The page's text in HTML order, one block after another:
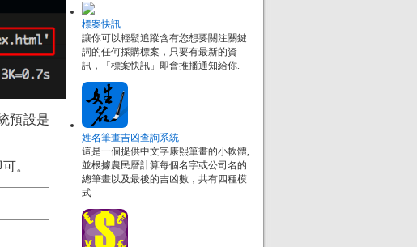
預設是
。
標案快訊
讓你可以輕鬆追蹤含有您想要關注關鍵
詞的任何採購標案，只要有最新的資
訊，「標案快訊」即會推播通知給你.
姓名筆畫吉凶查詢系統
這是一個提供中文字康熙筆畫的小軟體,
並根據農民曆計算每個名字或公司名的
總筆畫以及最後的吉凶數，共有四種模
式